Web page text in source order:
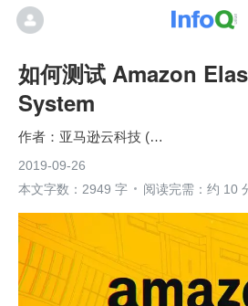
如何测试 Amazon
System
亚马逊云科技 (Amazon Web Services）
2019-09-26
本文字数：2949 字
阅读完需：约 10